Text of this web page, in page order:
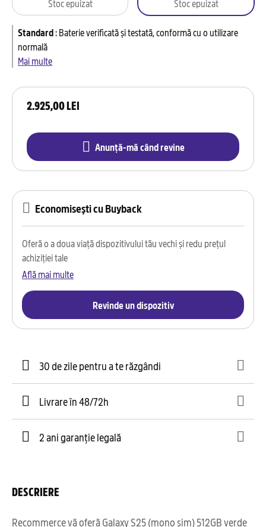
2.925,00 LEI
Anunță-mă când revine
Stoc epuizat Stoc epuizat
Standard:Baterie verificată și testată, conformă cu o utilizare
normală
Mai multe
Economisești cu Buyback
Oferă o a doua viață dispozitivului tău vechi și redu prețul
achiziției tale
Află mai multe
Revinde un dispozitiv
30 de zile pentru a te răzgândi
Livrare în 48/72h
2 ani garanție legală
DESCRIERE
Recommerce vă oferă Galaxy S25 (mono sim) 512GB verde